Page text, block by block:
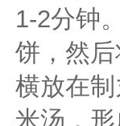
1-2分钟
饼，然
横放在
米汤，